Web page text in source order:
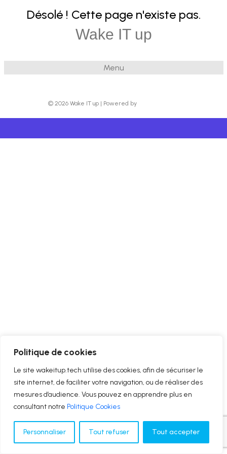
Politique de cookies
Le site wakeitup.tech utilise des cookies, afin de sécuriser le
site internet, de faciliter votre navigation, ou de réaliser des
mesures d’audience. Vous pouvez en apprendre plus en
consultant notre Politique Cookies
Personnaliser Tout refuser Tout accepter
Wake IT up
Menu
Désolé ! Cette page n'existe pas.
© 2026 Wake IT up | Powered by